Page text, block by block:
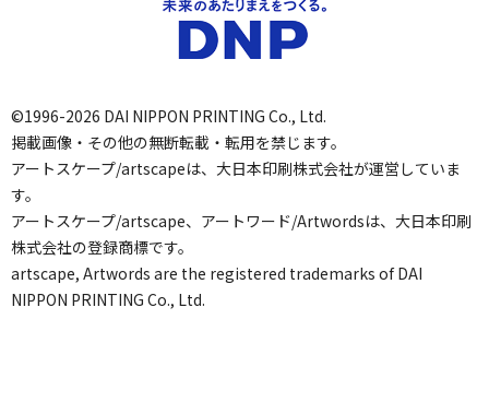
©1996-2026 DAI NIPPON PRINTING Co., Ltd.
掲載画像・その他の無断転載・転用を禁じます。
アートスケープ/artscapeは、大日本印刷株式会社が運営していま
す。
アートスケープ/artscape、アートワード/Artwordsは、大日本印刷
株式会社の登録商標です。
artscape, Artwords are the registered trademarks of DAI
NIPPON PRINTING Co., Ltd.